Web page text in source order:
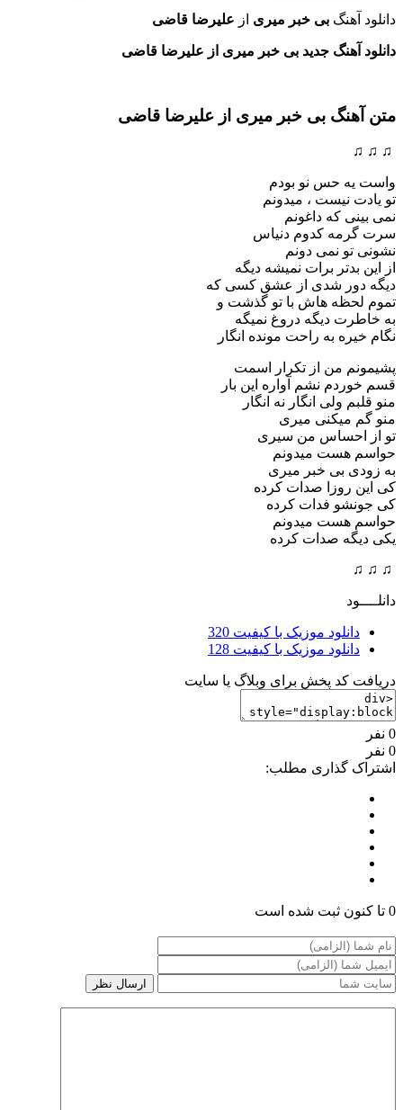
دانلود آهنگ بی خبر میری از علیرضا قاضی
دانلود آهنگ جدید بی خبر میری از علیرضا قاضی
متن آهنگ بی خبر میری از علیرضا قاضی
♫ ♫ ♫
واست یه حس نو بودم
تو یادت نیست ، میدونم
نمی بینی که داغونم
سرت گرمه کدوم دنیاس
نشونی تو نمی دونم
از این بدتر برات نمیشه دیگه
دیگه دور شدی از عشق کسی که
تموم لحظه هاش با تو گذشت و
به خاطرت دیگه دروغ نمیگه
نگام خیره به راحت مونده انگار
پشیمونم من از تکرار اسمت
قسم خوردم نشم آواره این بار
منو قلبم ولی انگار نه انگار
منو گم میکنی میری
تو از احساس من سیری
حواسم هست میدونم
به زودی بی خبر میری
کی این روزا صدات کرده
کی جونشو فدات کرده
حواسم هست میدونم
یکی دیگه صدات کرده
♫ ♫ ♫
دانلــــود
دانلود موزیک با کیفیت 320
دانلود موزیک با کیفیت 128
دریافت کد پخش برای وبلاگ یا سایت
0 نفر
0 نفر
اشتراک گذاری مطلب:
0 تا کنون ثبت شده است